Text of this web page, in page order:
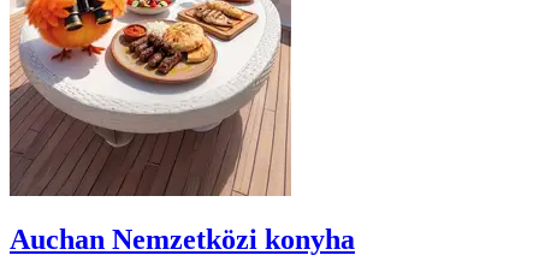
Auchan Nemzetközi konyha